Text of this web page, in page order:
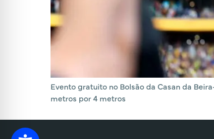
Evento gratuito no Bolsão da Casan da
metros por 4 metros